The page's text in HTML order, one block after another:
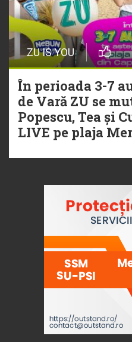
ZU IS YOU
În perioada 3-7
de Vară ZU se
Popescu, Tea și
LIVE pe plaja